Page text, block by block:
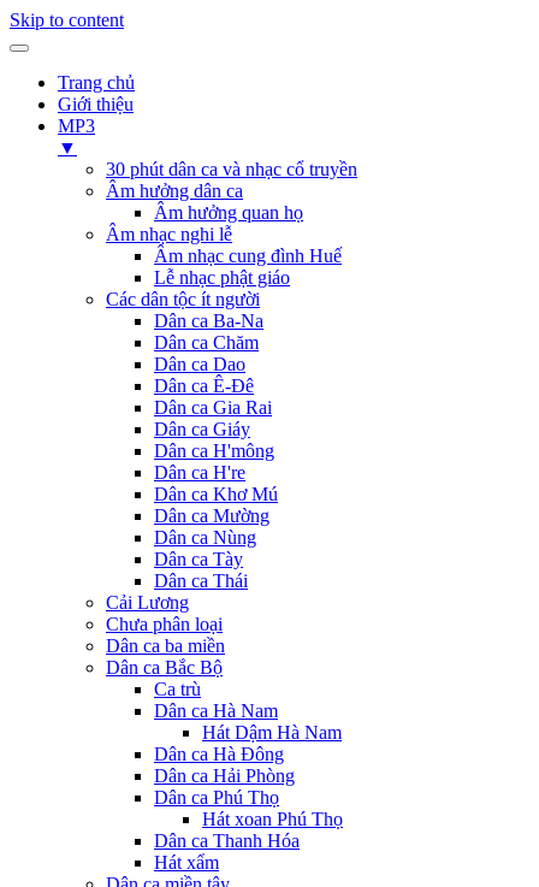
Skip to content
Trang chủ
Giới thiệu
MP3
▼
30 phút dân ca và nhạc cổ truyền
Âm hưởng dân ca
Âm hưởng quan họ
Âm nhạc nghi lễ
Âm nhạc cung đình Huế
Lễ nhạc phật giáo
Các dân tộc ít người
Dân ca Ba-Na
Dân ca Chăm
Dân ca Dao
Dân ca Ê-Đê
Dân ca Gia Rai
Dân ca Giáy
Dân ca H'mông
Dân ca H're
Dân ca Khơ Mú
Dân ca Mường
Dân ca Nùng
Dân ca Tày
Dân ca Thái
Cải Lương
Chưa phân loại
Dân ca ba miền
Dân ca Bắc Bộ
Ca trù
Dân ca Hà Nam
Hát Dậm Hà Nam
Dân ca Hà Đông
Dân ca Hải Phòng
Dân ca Phú Thọ
Hát xoan Phú Thọ
Dân ca Thanh Hóa
Hát xẩm